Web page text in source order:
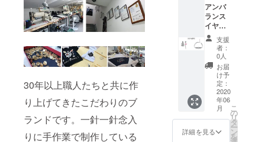
30年以上職人たちと共に作
り上げてきたこだわりのブ
ランドです。一針一針念入
りに手作業で制作している
アンバ
ランス
イヤリ
ング /
チョー
カー
ネック
レス
「早
割」 価
15,120
円 ▷
50％割
引
支援
者：
0人
お届
け予
定：
2020
年06
月
詳細を見る
こ
の
リ
タ
ー
ン
を